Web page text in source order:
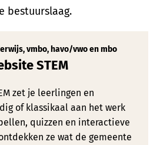
bestuurslaag.
vmbo, havo/vwo en mbo
STEM
zet je leerlingen en
of klassikaal aan het werk
quizzen en interactieve
ze wat de gemeente